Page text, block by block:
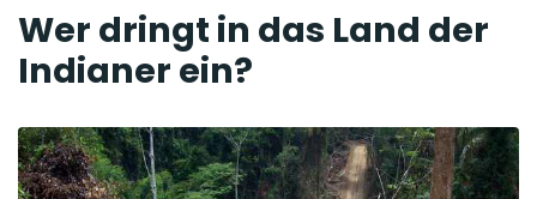
Wer dringt in das Land der
Indianer ein?